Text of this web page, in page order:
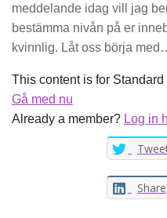
meddelande idag vill jag
bestämma nivån på er
kvinnlig. Låt oss börja
This content is for Standard
Gå med nu
Already a member? Log in
Share